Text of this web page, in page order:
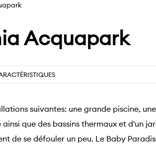
Acquapark
suivantes: une grande piscine,
que des bassins thermaux et d'un
de se défouler un peu. Le Baby